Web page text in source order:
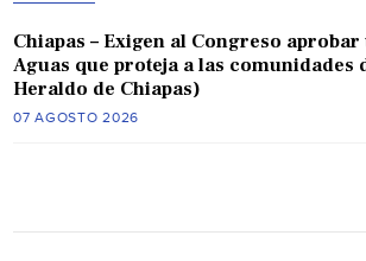
Chiapas – Exigen al Congreso aprobar
Aguas que proteja a las comunidades
Heraldo de Chiapas)
07 AGOSTO 2026